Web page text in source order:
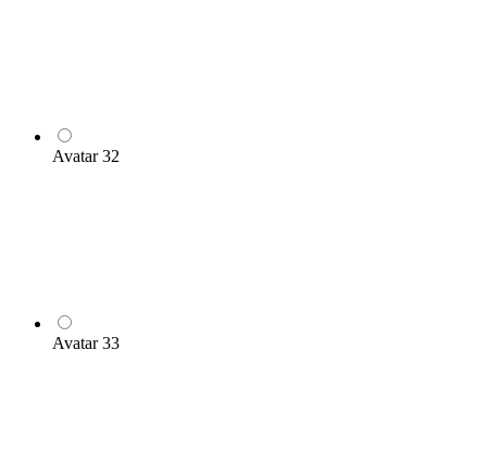
Avatar 32
Avatar 33